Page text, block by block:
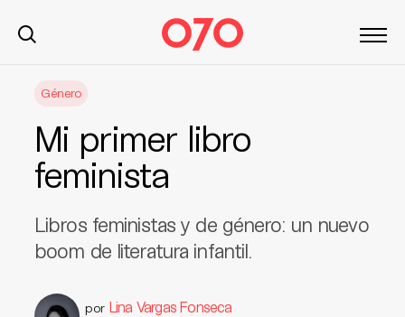
Género
Mi primer libro
feminista
Libros feministas y de género: un nuevo
boom de literatura infantil.
por Lina Vargas Fonseca